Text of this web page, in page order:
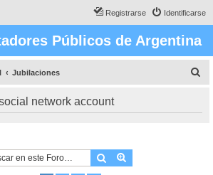
Identificarse
Registrarse
Públicos de Argentina
Jubilaciones
network account
Buscar